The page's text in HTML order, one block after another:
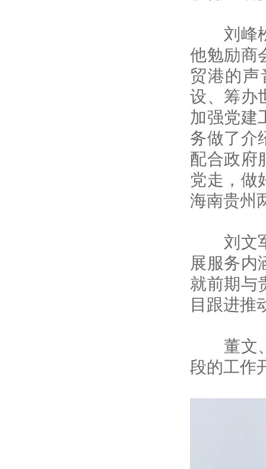
刘峰松
他勉励商
贸港的
设、筹办
加强党建
务做了介
配合政府
党走，做
海南贵州
刘文军
展服务内
就前期与
目跟进推
董文、
段的工作